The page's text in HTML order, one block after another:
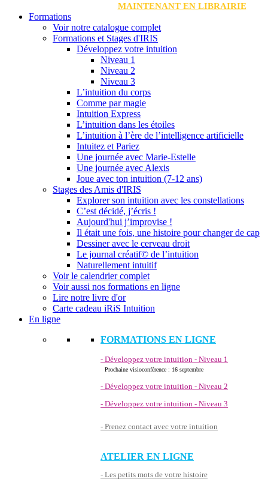
MAINTENANT EN LIBRAIRIE
Formations
Voir notre catalogue complet
Formations et Stages d'IRIS
Développez votre intuition
Niveau 1
Niveau 2
Niveau 3
L’intuition du corps
Comme par magie
Intuition Express
L’intuition dans les étoiles
L’intuition à l’ère de l’intelligence artificielle
Intuitez et Pariez
Une journée avec Marie-Estelle
Une journée avec Alexis
Joue avec ton intuition (7-12 ans)
Stages des Amis d'IRIS
Explorer son intuition avec les constellations
C’est décidé, j’écris !
Aujourd'hui j’improvise !
Il était une fois, une histoire pour changer de cap
Dessiner avec le cerveau droit
Le journal créatif© de l’intuition
Naturellement intuitif
Voir le calendrier complet
Voir aussi nos formations en ligne
Lire notre livre d'or
Carte cadeau iRiS Intuition
En ligne
FORMATIONS EN LIGNE
- Développez votre intuition - Niveau 1
Prochaine visioconférence : 16 septembre
- Développez votre intuition - Niveau 2
- Développez votre intuition - Niveau 3
- Prenez contact avec votre intuition
ATELIER EN LIGNE
- Les petits mots de votre histoire